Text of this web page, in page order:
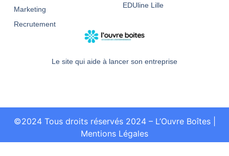
Le site qui aide à lancer son entreprise
Marketing
Recrutement
EDUline Lille
©2024 Tous droits réservés 2024 – L’Ouvre Boîtes
Mentions Légales